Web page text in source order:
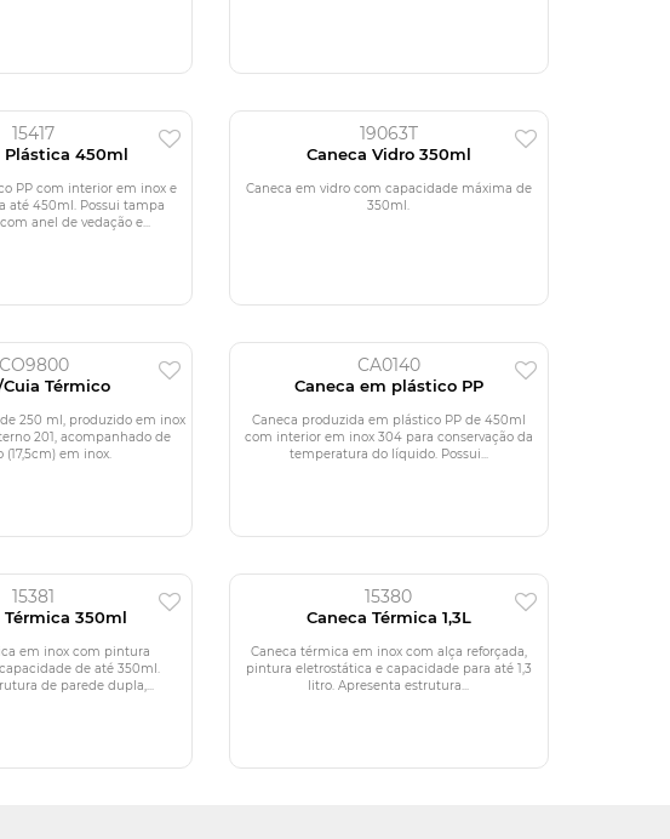
15417
Plástica 450ml
PP com interior em inox e
até 450ml. Possui tampa
anel de vedação e...
19063T
Caneca Vidro 350ml
Caneca em vidro com capacidade máxima de
350ml.
CO9800
Cuia Térmico
250 ml, produzido em inox
201, acompanhado de
(17,5cm) em inox.
CA0140
Caneca em plástico PP
Caneca produzida em plástico PP de 450ml
com interior em inox 304 para conservação da
temperatura do líquido. Possui...
15381
Térmica 350ml
em inox com pintura
de até 350ml.
de parede dupla,...
15380
Caneca Térmica 1,3L
Caneca térmica em inox com alça reforçada,
pintura eletrostática e capacidade para até 1,3
litro. Apresenta estrutura...